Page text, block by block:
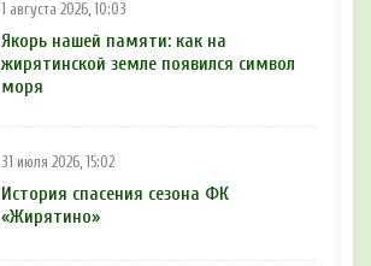
1 августа 2026, 10:03
Якорь нашей памяти: как на
жирятинской земле появился символ
моря
31 июля 2026, 15:02
История спасения сезона ФК
«Жирятино»